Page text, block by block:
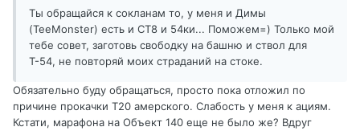
Ты обращайся к сокланам то, у меня и Димы
(TeeMonster) есть и СТ8 и 54ки... Поможем=) Только мой
тебе совет, заготовь свободку на башню и ствол для
Т-54, не повторяй моих страданий на стоке.
Обязательно буду обращаться, просто пока отложил по
причине прокачки Т20 амерского. Слабость у меня к ациям.
Кстати, марафона на Объект 140 еще не было же? Вдруг